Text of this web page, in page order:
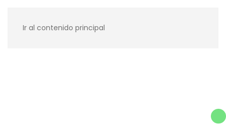
Ir al contenido principal